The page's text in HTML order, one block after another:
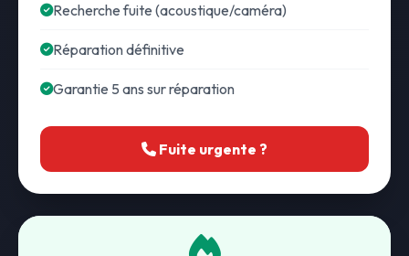
Recherche fuite (acoustique/caméra)
Réparation définitive
Garantie 5 ans sur réparation
Fuite urgente ?